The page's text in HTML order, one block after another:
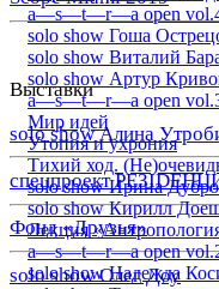
Выставки
solo show Алина
спецпроект
Фонд «Друзья»
solo show Олег Доу
a—s—t—r—a open
solo show Гоша
solo show Виталий
solo show Артур
a—s—t—r—a open
Мир идей
Утопия и ухрония
Тихий ход.
solo show Ирина
solo show Кирилл
Лекция
a—s—t—r—a open
solo show Надежда